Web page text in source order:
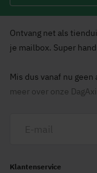
Ontvang net als
je mailbox. Super
Mis dus vanaf nu
meer over onze
Klantenservice